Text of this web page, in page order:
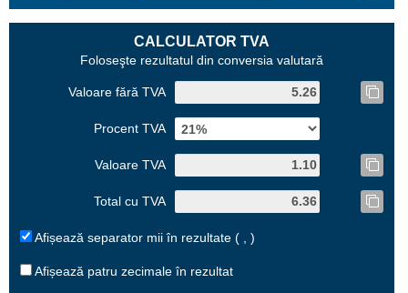
CALCULATOR TVA
Foloseşte rezultatul din conversia valutară
Valoare fără TVA
Procent TVA
Valoare TVA
Total cu TVA
Afișează separator mii în rezultate ( , )
Afișează patru zecimale în rezultat